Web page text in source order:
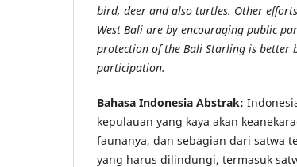
bird, deer and also turtles. Other
West Bali are by encouraging public
protection of the Bali Starling is better
participation.
Bahasa Indonesia Abstrak:
kepulauan yang kaya akan
faunanya, dan sebagian dari satwa
yang harus dilindungi, termasuk